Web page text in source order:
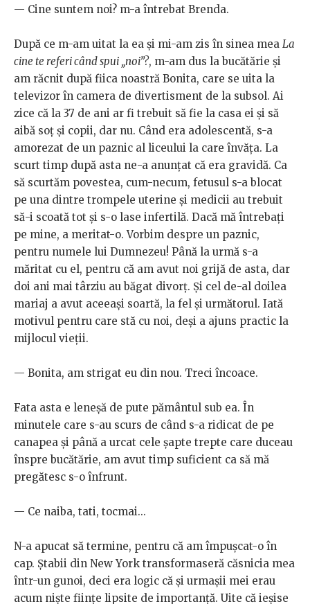
— Cine suntem noi? m-a întrebat Brenda.
După ce m-am uitat la ea și mi-am zis în sinea mea La
cine te referi când spui „noi”?, m-am dus la bucătărie și
am răcnit după fiica noastră Bonita, care se uita la
televizor în camera de divertisment de la subsol. Ai
zice că la 37 de ani ar fi trebuit să fie la casa ei și să
aibă soț și copii, dar nu. Când era adolescentă, s-a
amorezat de un paznic al liceului la care învăța. La
scurt timp după asta ne-a anunțat că era gravidă. Ca
să scurtăm povestea, cum-necum, fetusul s-a blocat
pe una dintre trompele uterine și medicii au trebuit
să-i scoată tot și s-o lase infertilă. Dacă mă întrebați
pe mine, a meritat-o. Vorbim despre un paznic,
pentru numele lui Dumnezeu! Până la urmă s-a
măritat cu el, pentru că am avut noi grijă de asta, dar
doi ani mai târziu au băgat divorț. Și cel de-al doilea
mariaj a avut aceeași soartă, la fel și următorul. Iată
motivul pentru care stă cu noi, deși a ajuns practic la
mijlocul vieții.
— Bonita, am strigat eu din nou. Treci încoace.
Fata asta e leneșă de pute pământul sub ea. În
minutele care s-au scurs de când s-a ridicat de pe
canapea și până a urcat cele șapte trepte care duceau
înspre bucătărie, am avut timp suficient ca să mă
pregătesc s-o înfrunt.
— Ce naiba, tati, tocmai...
N-a apucat să termine, pentru că am împușcat-o în
cap. Ștabii din New York transformaseră căsnicia mea
într-un gunoi, deci era logic că și urmașii mei erau
acum niște ființe lipsite de importanță. Uite că ieșise